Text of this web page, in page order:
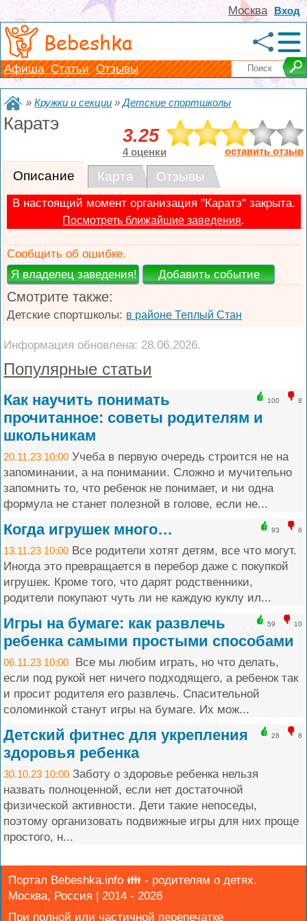
Вход
Москва
Bebeshka
Афиша Статьи Отзывы
»Кружки и секции »Детские спортшколы
Каратэ
3.25
4 оценки оставить отзыв
Описание Карта Отзывы
В настоящий момент организация "Каратэ" закрыта.
Посмотреть ближайшие заведения.
Сообщить об ошибке.
Смотрите также:
Детские спортшколы: в районе Теплый Стан
Информация обновлена: 28.06.2026.
Популярные статьи
100 8
Как научить понимать
прочитанное: советы родителям и
школьникам
20.11.23 10:00 Учеба в первую очередь строится не на
запоминании, а на понимании. Сложно и мучительно
запомнить то, что ребенок не понимает, и ни одна
формула не станет полезной в голове, если не...
93 6
Когда игрушек много…
13.11.23 10:00 Все родители хотят детям, все что могут.
Иногда это превращается в перебор даже с покупкой
игрушек. Кроме того, что дарят родственники,
родители покупают чуть ли не каждую куклу ил...
59 10
Игры на бумаге: как развлечь
ребенка самыми простыми способами
06.11.23 10:00 Все мы любим играть, но что делать,
если под рукой нет ничего подходящего, а ребенок так
и просит родителя его развлечь. Спасительной
соломинкой станут игры на бумаге. Их мож...
28 8
Детский фитнес для укрепления
здоровья ребенка
30.10.23 10:00 Заботу о здоровье ребенка нельзя
назвать полноценной, если нет достаточной
физической активности. Дети такие непоседы,
поэтому организовать подвижные игры для них проще
простого, н...
Портал Bebeshka.info 👪 - родителям о детях.
Москва, Россия | 2014 - 2026
При полной или частичной перепечатке